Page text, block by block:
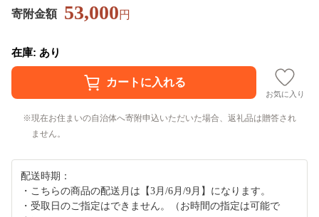
寄附金額 53,000円
在庫: あり
お気に入り
現在お住まいの自治体へ寄附申込いただいた場合、返礼品は贈答され
ません。
配送時期：
・こちらの商品の配送月は【3月/6月/9月】になります。
・受取日のご指定はできません。（お時間の指定は可能で